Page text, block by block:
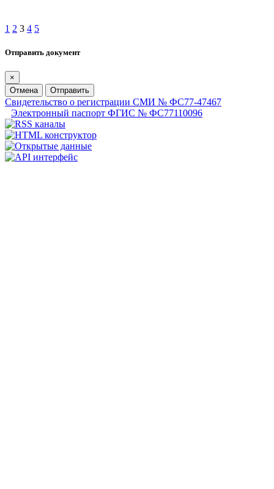
1 2 3 4 5
Отправить документ
×
Отмена
Отправить
Свидетельство о регистрации СМИ № ФС77-47467
Электронный паспорт ФГИС № ФС77110096